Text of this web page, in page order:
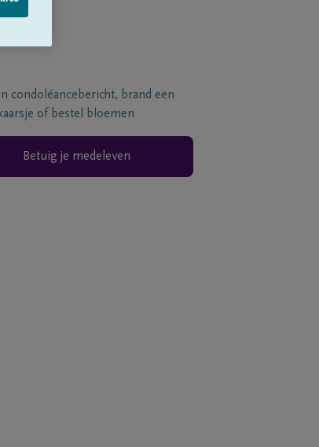
condoléancebericht, brand een
kaarsje of bestel bloemen
Betuig je medeleven